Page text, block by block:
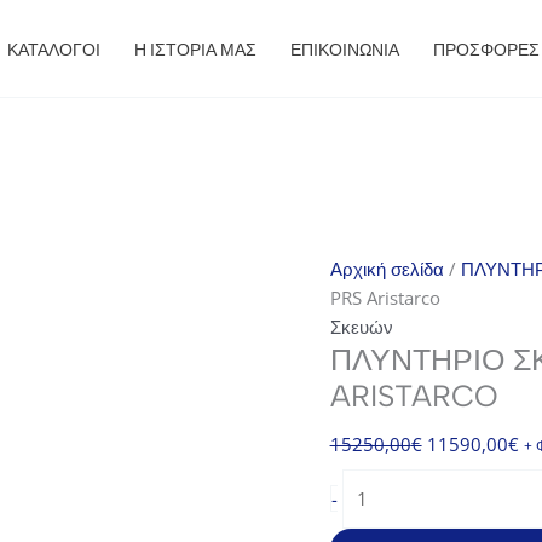
ΚΑΤΑΛΟΓΟΙ Η ΙΣΤΟΡΙΑ ΜΑΣ ΕΠΙΚΟΙΝΩΝΙΑ ΠΡΟΣΦΟΡΈΣ
Αρχική σελίδα /
PRS Aristarco
Σκευών
ΠΛΥΝΤΉΡΙΟ
ARISTARCO
15250,00€ Original
15250,00€.
11590,00€Η+
-
Σκευών